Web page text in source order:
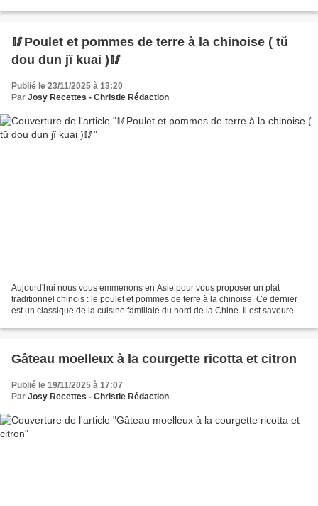
🥢Poulet et pommes de terre à la chinoise ( tŭ
dou dun jï kuai )🥢
Publié le 23/11/2025 à 13:20
Par Josy Recettes - Christie Rédaction
Aujourd'hui nous vous emmenons en Asie pour vous proposer un plat
traditionnel chinois : le poulet et pommes de terre à la chinoise. Ce dernier
est un classique de la cuisine familiale du nord de la Chine. Il est savoureux
Gâteau moelleux à la courgette ricotta et citron
Publié le 19/11/2025 à 17:07
Par Josy Recettes - Christie Rédaction